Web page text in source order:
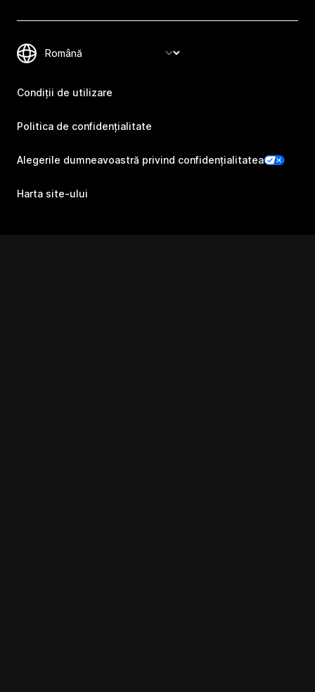
Condiții de utilizare
Politica de confidențialitate
Alegerile dumneavoastră privind confidențialitatea
Harta site-ului